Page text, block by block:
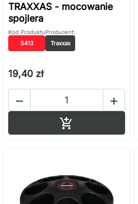
TRAXXAS - mocowanie
spojlera
Kod Produktu
5413
Producent:
Traxxas
19,40 zł
 
